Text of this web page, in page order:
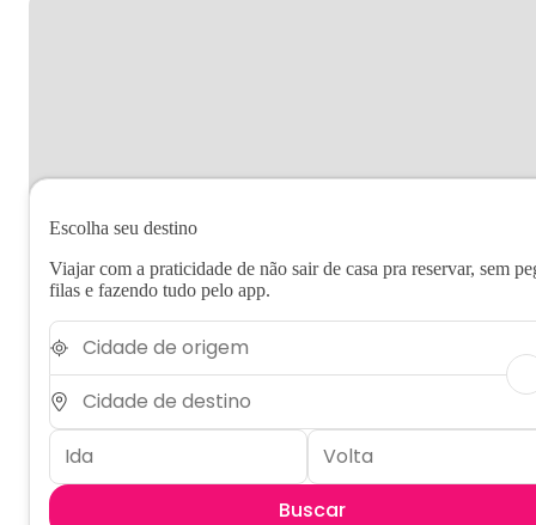
Escolha seu destino
Viajar com a praticidade de não sair de casa pra reservar, sem
filas e fazendo tudo pelo app.
Buscar